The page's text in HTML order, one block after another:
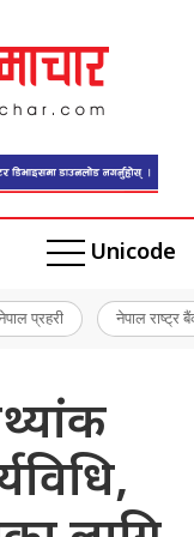
Unicode
प्रहरी नेपाल राष्ट्र